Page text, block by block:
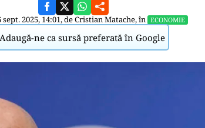
2025, 14:01, deCristian Matache, în ECONOMIE
Adaugă-ne ca sursă preferată în Google